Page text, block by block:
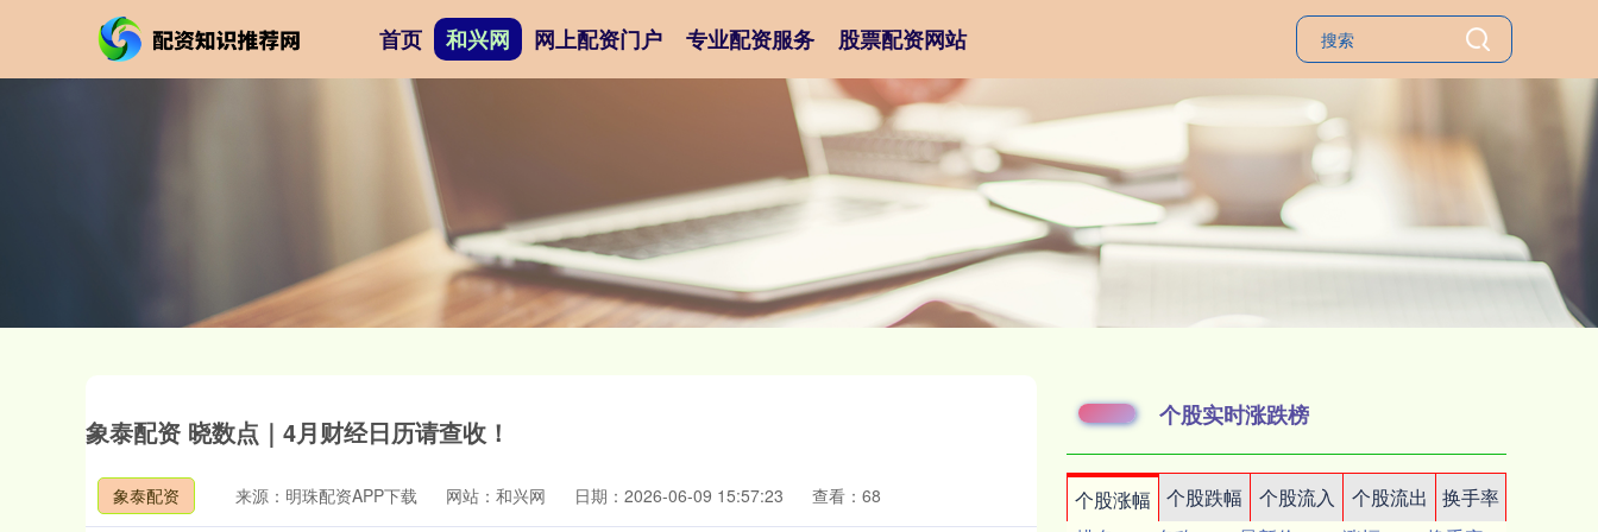
首页 和兴网 网上配资门户 专业配资服务 股票配资网站
象泰配资 晓数点｜4月财经日历请查收！
象泰配资 来源：明珠配资APP下载 网站：和兴网 日期：2026-06-09 15:57:23 查看：68
个股实时涨跌榜
个股涨幅 个股跌幅 个股流入 个股流出
换手率